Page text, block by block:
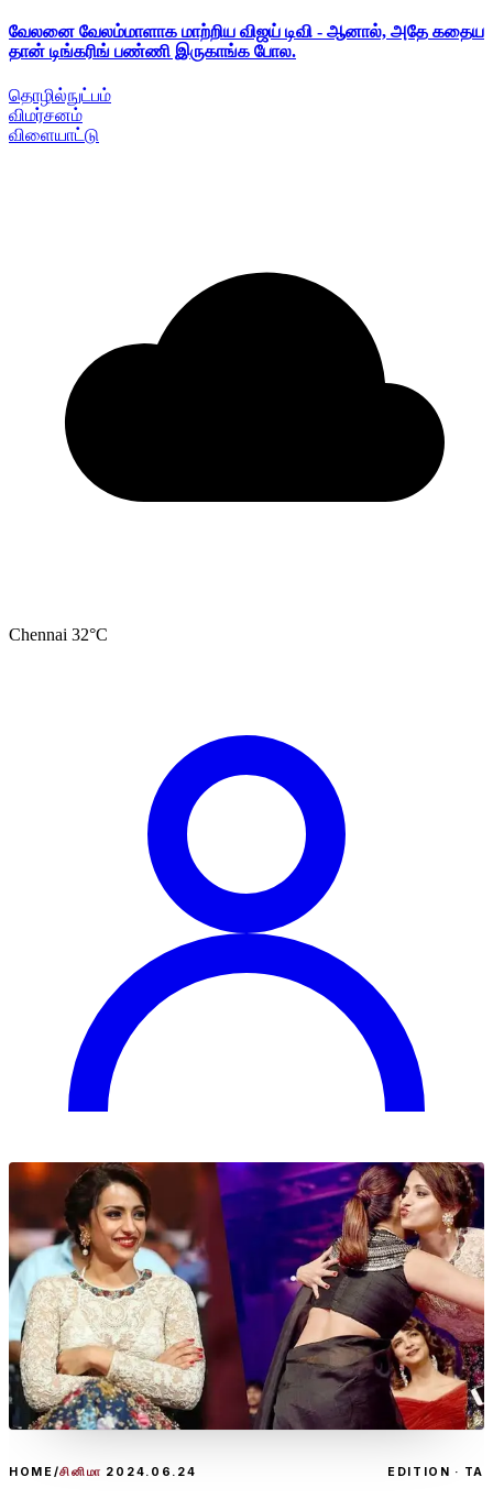
வேலனை வேலம்மாளாக மாற்றிய விஜய் டிவி - ஆனால், அதே கதைய
தான் டிங்கரிங் பண்ணி இருகாங்க போல.
தொழில்நுட்பம்
விமர்சனம்
விளையாட்டு
Chennai 32°C
HOME/சினிமா 2024.06.24 EDITION · TA